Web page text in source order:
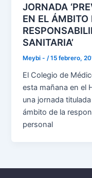
JORNADA
EN EL ÁMBITO
SANITARIA’
Meybi -/15 febrero,
El Colegio de
esta mañana en el
una jornada
ámbito de la
personal